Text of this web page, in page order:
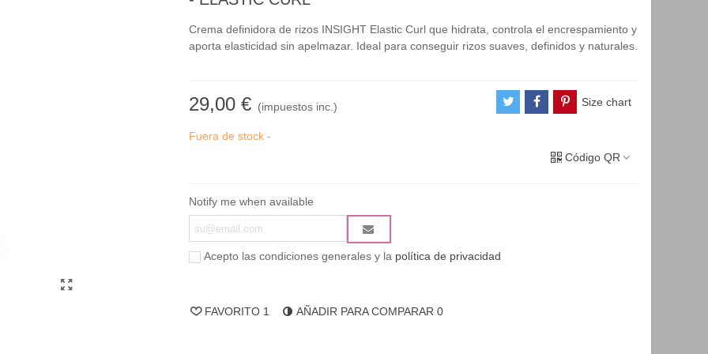
Crema definidora de rizos INSIGHT Elastic Curl que hidrata, controla el encrespamiento y
aporta elasticidad sin apelmazar. Ideal para conseguir rizos suaves, definidos y naturales.
29,00 € (impuestos inc.) Size chart
Fuera de stock -
Código QR
Notify me when available
Acepto las condiciones generales y la política de privacidad
FAVORITO 1 AÑADIR PARA COMPARAR 0